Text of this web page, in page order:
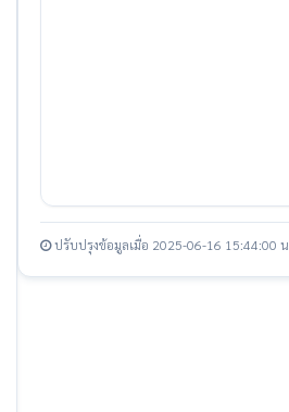
ปรับปรุงข้อมูลเมื่อ 2025-06-16 15:44:00 น.